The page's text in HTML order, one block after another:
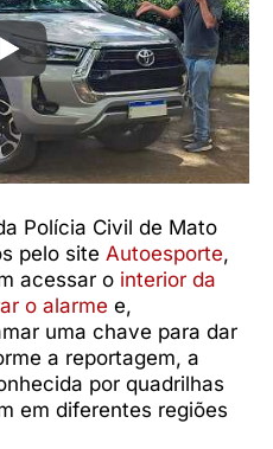
Polícia Civil de Mato
pelo site Autoesporte,
acessar o interior da
o alarme e,
uma chave para dar
a reportagem, a
por quadrilhas
em diferentes regiões